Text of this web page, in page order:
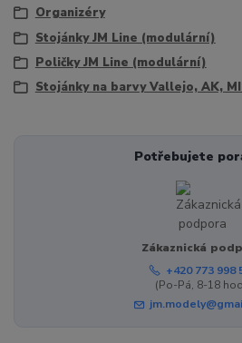
Organizéry
Stojánky JM Line (modulární)
Poličky JM Line (modulární)
Stojánky na barvy Vallejo, AK,
Potřebujete
Zákaznická
+420 773 998
(Po-Pá, 8-18